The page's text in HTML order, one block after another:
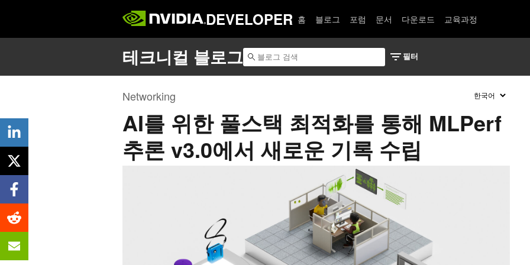
DEVELOPER 홈 블로그 포럼 문서 다운로드 교육과정
Networking
AI를 위한 풀스택 최적화를 통해 MLPerf
추론 v3.0에서 새로운 기록 수립